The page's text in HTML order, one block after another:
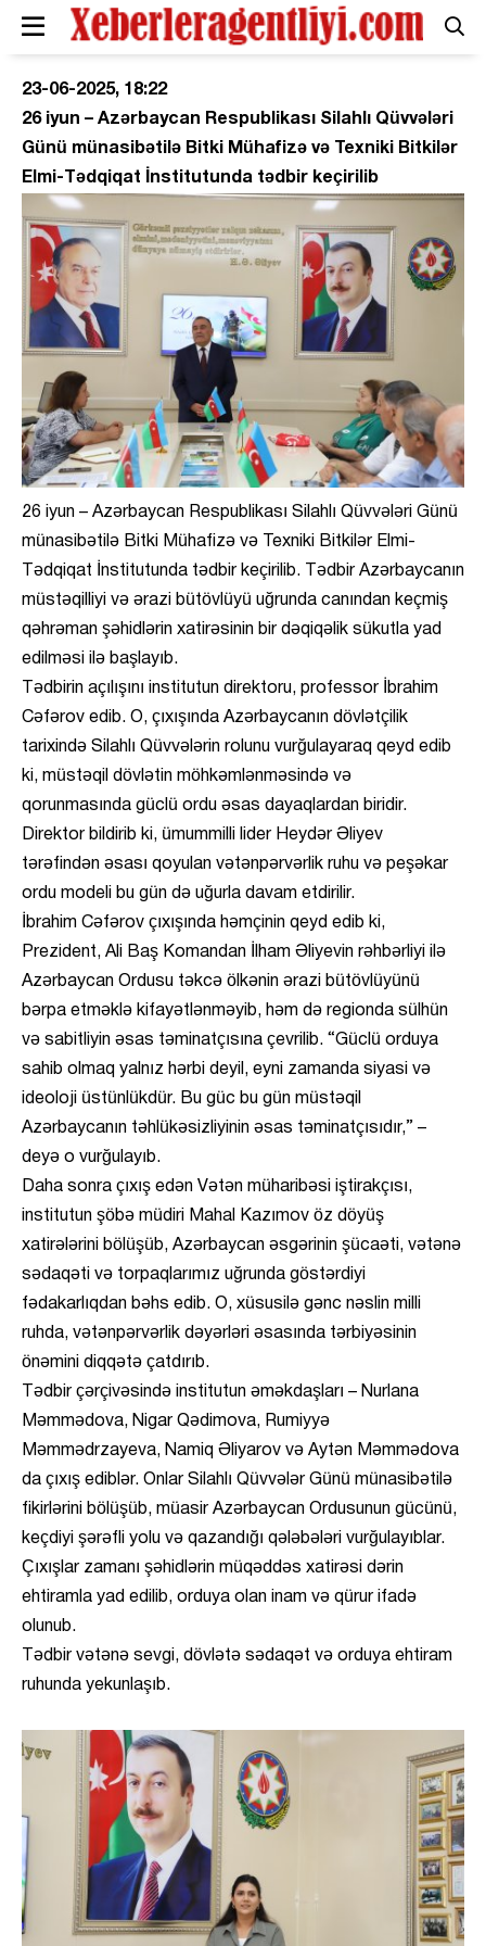
23-06-2025, 18:22
26 iyun – Azərbaycan Respublikası Silahlı Qüvvələri
Günü münasibətilə Bitki Mühafizə və Texniki Bitkilər
Elmi-Tədqiqat İnstitutunda tədbir keçirilib
26 iyun – Azərbaycan Respublikası Silahlı Qüvvələri Günü
münasibətilə Bitki Mühafizə və Texniki Bitkilər Elmi-
Tədqiqat İnstitutunda tədbir keçirilib. Tədbir Azərbaycanın
müstəqilliyi və ərazi bütövlüyü uğrunda canından keçmiş
qəhrəman şəhidlərin xatirəsinin bir dəqiqəlik sükutla yad
edilməsi ilə başlayıb.
Tədbirin açılışını institutun direktoru, professor İbrahim
Cəfərov edib. O, çıxışında Azərbaycanın dövlətçilik
tarixində Silahlı Qüvvələrin rolunu vurğulayaraq qeyd edib
ki, müstəqil dövlətin möhkəmlənməsində və
qorunmasında güclü ordu əsas dayaqlardan biridir.
Direktor bildirib ki, ümummilli lider Heydər Əliyev
tərəfindən əsası qoyulan vətənpərvərlik ruhu və peşəkar
ordu modeli bu gün də uğurla davam etdirilir.
İbrahim Cəfərov çıxışında həmçinin qeyd edib ki,
Prezident, Ali Baş Komandan İlham Əliyevin rəhbərliyi ilə
Azərbaycan Ordusu təkcə ölkənin ərazi bütövlüyünü
bərpa etməklə kifayətlənməyib, həm də regionda sülhün
və sabitliyin əsas təminatçısına çevrilib. “Güclü orduya
sahib olmaq yalnız hərbi deyil, eyni zamanda siyasi və
ideoloji üstünlükdür. Bu güc bu gün müstəqil
Azərbaycanın təhlükəsizliyinin əsas təminatçısıdır,” –
deyə o vurğulayıb.
Daha sonra çıxış edən Vətən müharibəsi iştirakçısı,
institutun şöbə müdiri Mahal Kazımov öz döyüş
xatirələrini bölüşüb, Azərbaycan əsgərinin şücaəti, vətənə
sədaqəti və torpaqlarımız uğrunda göstərdiyi
fədakarlıqdan bəhs edib. O, xüsusilə gənc nəslin milli
ruhda, vətənpərvərlik dəyərləri əsasında tərbiyəsinin
önəmini diqqətə çatdırıb.
Tədbir çərçivəsində institutun əməkdaşları – Nurlana
Məmmədova, Nigar Qədimova, Rumiyyə
Məmmədrzayeva, Namiq Əliyarov və Aytən Məmmədova
da çıxış ediblər. Onlar Silahlı Qüvvələr Günü münasibətilə
fikirlərini bölüşüb, müasir Azərbaycan Ordusunun gücünü,
keçdiyi şərəfli yolu və qazandığı qələbələri vurğulayıblar.
Çıxışlar zamanı şəhidlərin müqəddəs xatirəsi dərin
ehtiramla yad edilib, orduya olan inam və qürur ifadə
olunub.
Tədbir vətənə sevgi, dövlətə sədaqət və orduya ehtiram
ruhunda yekunlaşıb.